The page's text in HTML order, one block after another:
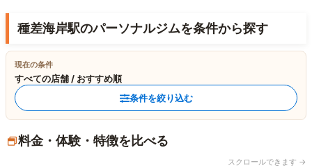
種差海岸駅のパーソナルジムを条件から探す
現在の条件
すべての店舗 / おすすめ順
条件を絞り込む
料金・体験・特徴を比べる
スクロールできます →